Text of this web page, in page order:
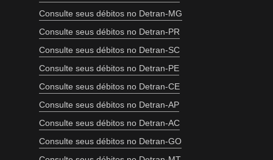
Consulte seus débitos no Detran-MG
Consulte seus débitos no Detran-PR
Consulte seus débitos no Detran-SC
Consulte seus débitos no Detran-PE
Consulte seus débitos no Detran-CE
Consulte seus débitos no Detran-AP
Consulte seus débitos no Detran-AC
Consulte seus débitos no Detran-GO